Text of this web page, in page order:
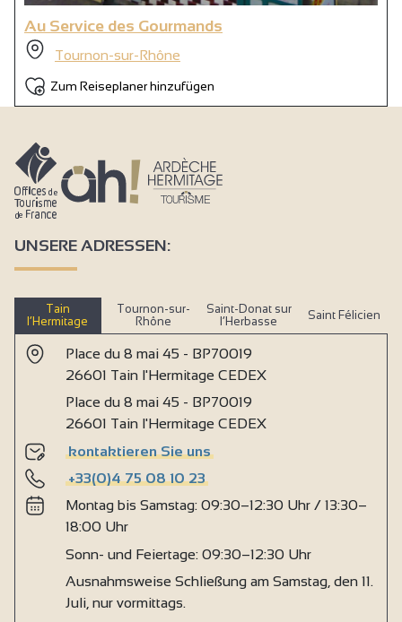
Au Service des Gourmands
Tournon-sur-Rhône
Zum Reiseplaner hinzufügen
UNSERE ADRESSEN:
Tain
l’Hermitage
Tournon-sur-
Rhône
Saint-Donat sur
l’Herbasse
Saint Félicien
Place du 8 mai 45 - BP70019
26601 Tain l'Hermitage CEDEX
Place du 8 mai 45 - BP70019
26601 Tain l'Hermitage CEDEX
kontaktieren Sie uns
+33(0)4 75 08 10 23
Montag bis Samstag: 09:30–12:30 Uhr / 13:30–
18:00 Uhr
Sonn- und Feiertage: 09:30–12:30 Uhr
Ausnahmsweise Schließung am Samstag, den 11.
Juli, nur vormittags.